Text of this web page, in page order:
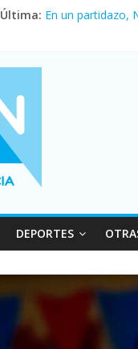
Última: En un partidazo,
Vacaciones de
DEPORTES